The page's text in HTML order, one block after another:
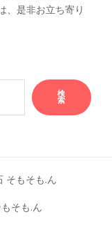
、是非お立ち寄り
検
索
もそも.ん
そも.ん